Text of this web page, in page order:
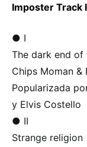
Imposter Track
● I
The dark end of
Chips Moman &
Popularizada
y Elvis Costello
● II
Strange religion